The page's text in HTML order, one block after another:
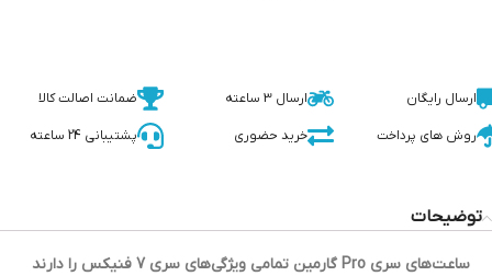
ارسال رایگان ارسال 3 ساعته ضمانت اصالت کالا
روش های پرداخت خرید حضوری پشتیبانی 24 ساعته
توضیحات
ساعت‌های سری Pro گارمین تمامی ویژگی‌های سری 7 فنیکس را دارند